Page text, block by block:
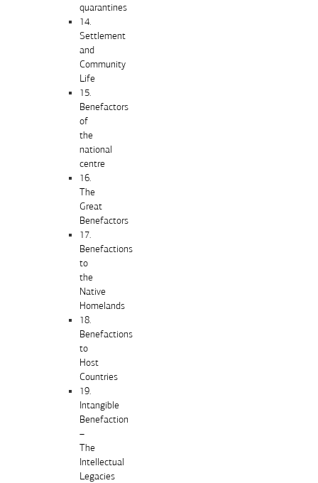
quarantines
14.
Settlement
and
Community
Life
15.
Benefactors
of
the
national
centre
16.
The
Great
Benefactors
17.
Benefactions
to
the
Native
Homelands
18.
Benefactions
to
Host
Countries
19.
Intangible
Benefaction
–
The
Intellectual
Legacies